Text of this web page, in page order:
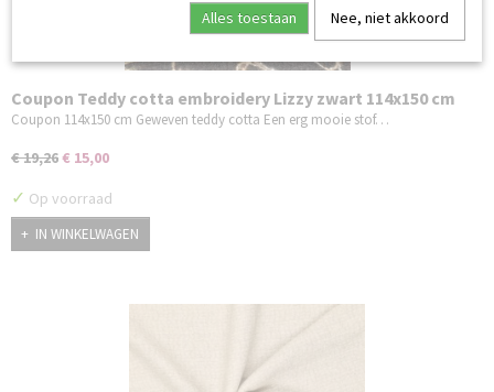
Coupon Teddy cotta embroidery Lizzy zwart 114x150 cm
Coupon 114x150 cm Geweven teddy cotta Een erg mooie stof…
€ 19,26€ 15,00
✓ Op voorraad
IN WINKELWAGEN
Alles toestaan Nee, niet akkoord